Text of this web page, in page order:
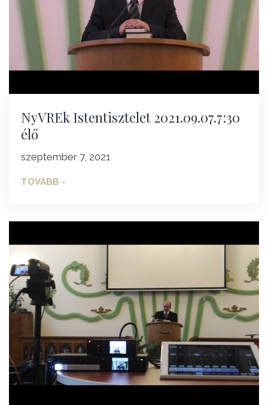
NyVREk Istentisztelet 2021.09.07.7:30
élő
szeptember 7, 2021
TOVÁBB -